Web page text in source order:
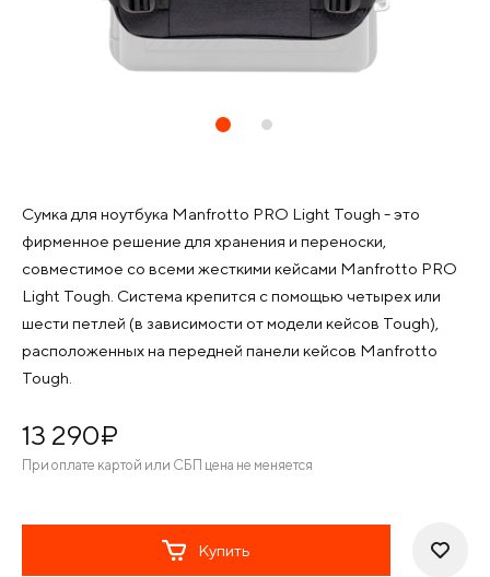
Сумка для ноутбука Manfrotto PRO Light Tough - это
фирменное решение для хранения и переноски,
совместимое со всеми жесткими кейсами Manfrotto PRO
Light Tough. Система крепится с помощью четырех или
шести петлей (в зависимости от модели кейсов Tough),
расположенных на передней панели кейсов Manfrotto
Tough.
13 290¤
При оплате картой или СБП цена не меняется
Купить